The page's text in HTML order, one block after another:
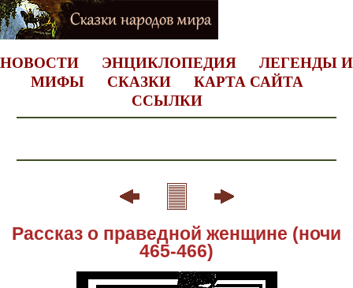
НОВОСТИ ЭНЦИКЛОПЕДИЯ
ЛЕГЕНДЫ И
МИФЫ
СКАЗКИ
КАРТА САЙТА
ССЫЛКИ
Рассказ о праведной женщине (ночи
465-466)